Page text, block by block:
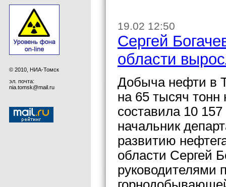
© 2010, НИА-Томск
эл. почта:
nia.tomsk@mail.ru
19.02 12:50
Сергей
области
Добыча нефти в
на 65 тысяч тонн
составила 10
начальник
развитию
области Сергей
руководителями